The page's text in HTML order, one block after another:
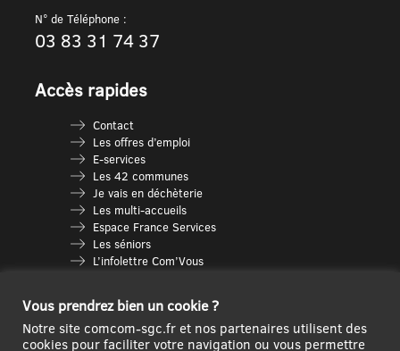
N° de Téléphone :
03 83 31 74 37
Accès rapides
Contact
Les offres d’emploi
E-services
Les 42 communes
Je vais en déchèterie
Les multi-accueils
Espace France Services
Les séniors
L’infolettre Com’Vous
Vous prendrez bien un cookie ?
Notre site comcom-sgc.fr et nos partenaires utilisent des
cookies pour faciliter votre navigation ou vous permettre